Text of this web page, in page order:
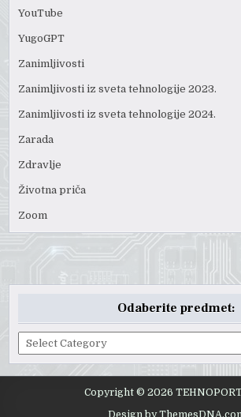
YouTube
YugoGPT
Zanimljivosti
Zanimljivosti iz sveta tehnologije 2023.
Zanimljivosti iz sveta tehnologije 2024.
Zarada
Zdravlje
Životna priča
Zoom
Odaberite predmet:
Odaberite
predmet:
Copyright © 2026